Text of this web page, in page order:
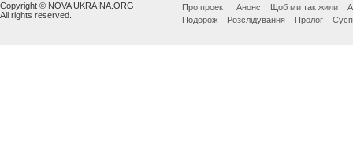
Copyright © NOVA UKRAINA.ORG
All rights reserved.
Про проект Анонс Щоб ми так жили
Подорож
Розслідування Пролог